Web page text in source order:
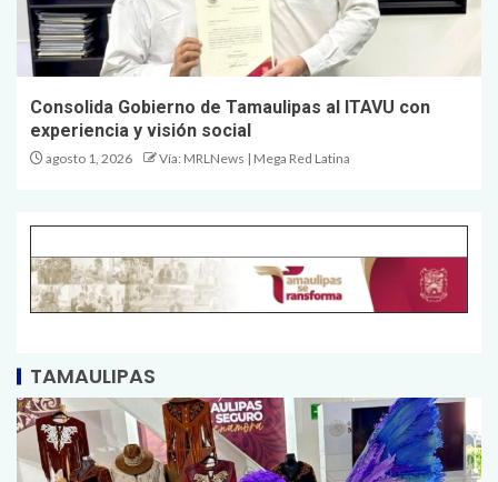
Consolida Gobierno de Tamaulipas al ITAVU con
experiencia y visión social
agosto 1, 2026 Vía: MRLNews | Mega Red Latina
TAMAULIPAS